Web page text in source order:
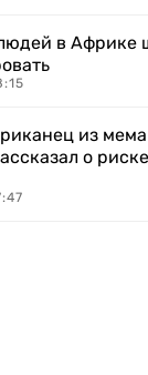
в Африке
из
о